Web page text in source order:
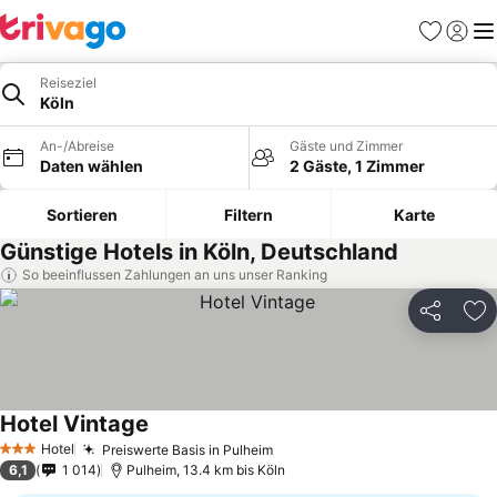
Favoriten
Reiseziel
Köln
An-/Abreise
Daten wählen
Gäste und Zimmer
2 Gäste, 1 Zimmer
Sortieren Filtern Karte
Günstige Hotels in Köln, Deutschland
So beeinflussen Zahlungen an uns unser Ranking
Teilen
3 SterneHotel Preiswerte Basis in PulheimPreise sehen
Hotel Vintage
6,1 1 014 Pulheim, 13.4 km bis Köln